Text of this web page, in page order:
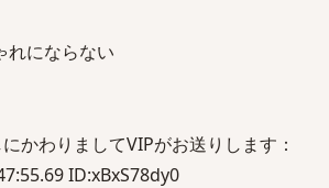
れにならない
かわりましてVIPがお送りします：
ID:xBxS78dy0